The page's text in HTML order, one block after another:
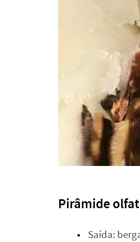
Pirâmide
Saída: